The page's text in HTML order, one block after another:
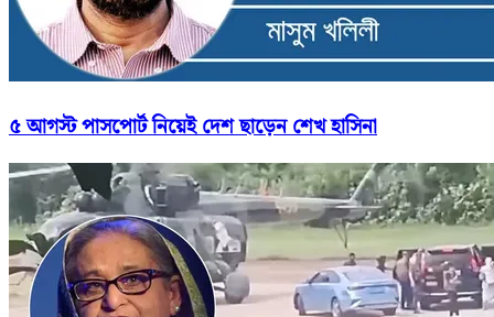
৫ আগস্ট পাসপোর্ট নিয়েই দেশ ছাড়েন শেখ হাসিনা